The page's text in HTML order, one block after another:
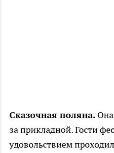
Сказочная поляна.
за прикладной. Гости
удовольствием